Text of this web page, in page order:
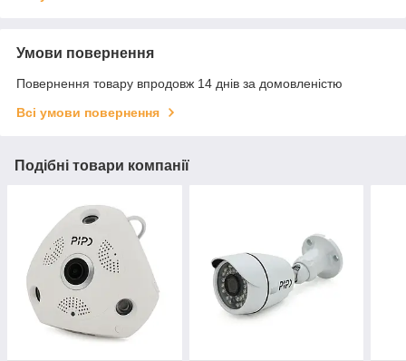
Умови повернення
Повернення товару впродовж 14 днів за домовленістю
Всі умови повернення
Подібні товари компанії